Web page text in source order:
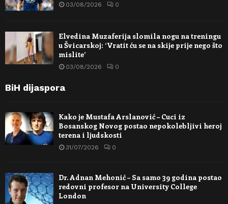
03/08/2026 0
Elvedina Muzaferija slomila nogu na treningu
u Švicarskoj: ‘Vratit ću se na skije prije nego što
mislite’
03/08/2026 0
BiH dijaspora
Kako je Mustafa Arslanović – Cuci iz
Bosanskog Novog postao nepokolebljivi heroj
terena i ljudskosti
31/07/2026 0
Dr. Adnan Mehonić – Sa samo 39 godina postao
redovni profesor na University College
London